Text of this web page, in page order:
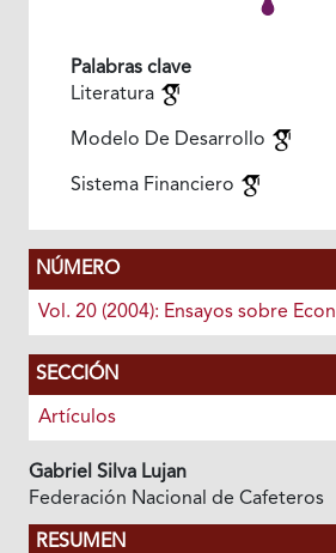
Palabras clave
Literatura
Modelo De Desarrollo
Sistema Financiero
NÚMERO
Vol. 20 (2004): Ensayos sobre
SECCIÓN
Artículos
Gabriel Silva Lujan
Federación Nacional de Cafeteros
RESUMEN